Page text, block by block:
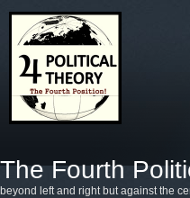
The Fourth
beyond left and right but against the